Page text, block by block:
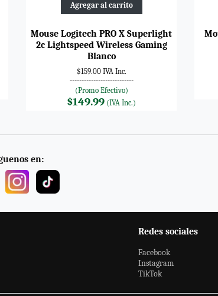
Agregar al carrito
Mouse Logitech PRO X Superlight
2c Lightspeed Wireless Gaming
Blanco
$159.00 IVA Inc.
---------------------------
(Promo Efectivo)
$149.99 (IVA Inc.)
en:
Redes sociales
Facebook
Instagram
TikTok